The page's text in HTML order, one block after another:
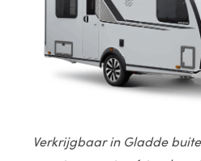
Verkrijgbaar in Gladde